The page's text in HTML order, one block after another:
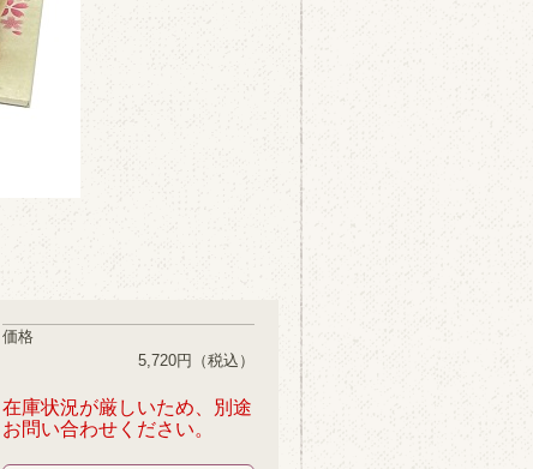
価格
5,720円
（税込）
在庫状況が厳しいため、別途
お問い合わせください。